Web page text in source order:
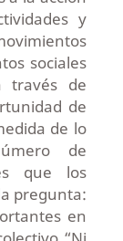
y
sociales
través de
de
de lo
de
que los
pregunta:
en